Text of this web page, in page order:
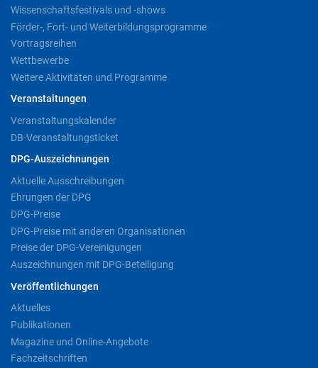
Wissenschaftsfestivals und -shows
Förder-, Fort- und Weiterbildungsprogramme
Vortragsreihen
Wettbewerbe
Weitere Aktivitäten und Programme
Veranstaltungen
Veranstaltungskalender
DB-Veranstaltungsticket
DPG-Auszeichnungen
Aktuelle Ausschreibungen
Ehrungen der DPG
DPG-Preise
DPG-Preise mit anderen Organisationen
Preise der DPG-Vereinigungen
Auszeichnungen mit DPG-Beteiligung
Veröffentlichungen
Aktuelles
Publikationen
Magazine und Online-Angebote
Fachzeitschriften